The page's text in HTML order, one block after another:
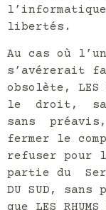
libertés.
Au cas où
s’avérerait
obsolète, LES
le droit,
sans
fermer le
refuser pour
partie du
DU SUD,
que LES